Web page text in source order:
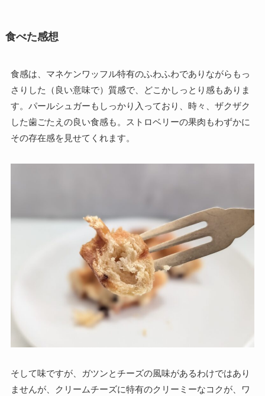
食べた感想
食感は、マネケンワッフル特有のふわふわでありながらもっ
さりした（良い意味で）質感で、どこかしっとり感もありま
す。パールシュガーもしっかり入っており、時々、ザクザク
した歯ごたえの良い食感も。ストロベリーの果肉もわずかに
その存在感を見せてくれます。
そして味ですが、ガツンとチーズの風味があるわけではあり
ませんが、クリームチーズに特有のクリーミーなコクが、ワ